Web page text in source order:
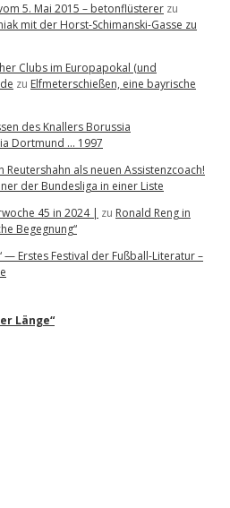
5. Mai 2015 – betonflüsterer zu
mit der Horst-Schimanski-Gasse zu
Clubs im Europapokal (und
zu Elfmeterschießen, eine bayrische
des Knallers Borussia
Dortmund … 1997
Reutershahn als neuen Assistenzcoach!
der Bundesliga in einer Liste
45 in 2024 | zu Ronald Reng in
Begegnung“
— Erstes Festival der Fußball-Literatur –
Länge“